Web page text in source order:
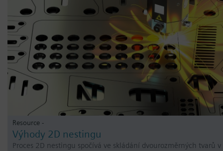
Resource -
Výhody 2D nestingu
Proces 2D nestingu spočívá ve skládání dvourozměrných tvarů v